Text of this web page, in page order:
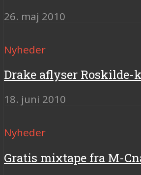
26. maj 2010
Nyheder
Drake aflyser Roskilde-
18. juni 2010
Nyheder
Gratis mixtape fra M-